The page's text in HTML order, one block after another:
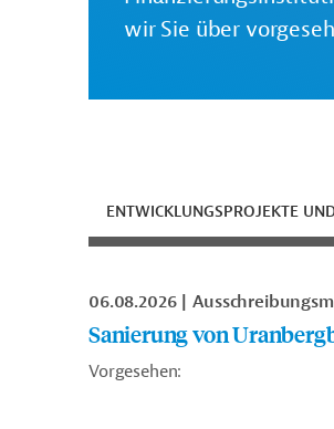
wir Sie über
ENTWICKLUNGSPROJEKTE
06.08.2026
Sanierung von
Vorgesehen: